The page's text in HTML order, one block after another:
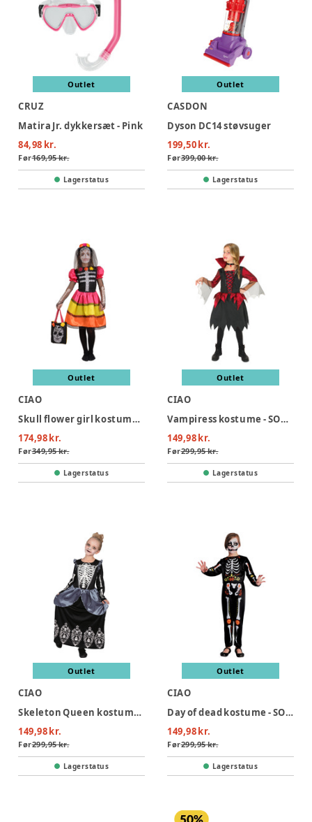
Outlet
CRUZ
Matira Jr. dykkersæt - Pink
84,98 kr.
Før169,95 kr.
Lagerstatus
Outlet
CASDON
Dyson DC14 støvsuger
199,50 kr.
Før399,00 kr.
Lagerstatus
Outlet
CIAO
Skull flower girl kostume - MULTI
174,98 kr.
Før349,95 kr.
Lagerstatus
Outlet
CIAO
Vampiress kostume - SORT/RØD
149,98 kr.
Før299,95 kr.
Lagerstatus
Outlet
CIAO
Skeleton Queen kostume - SORT
149,98 kr.
Før299,95 kr.
Lagerstatus
Outlet
CIAO
Day of dead kostume - SORT
149,98 kr.
Før299,95 kr.
Lagerstatus